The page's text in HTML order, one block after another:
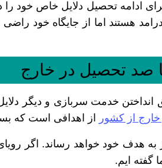
ادامه تحصیل دلایل خاص خود را
هستند اما از جایگاه خود راضی
صد تحصیل در خارج
خدمت سربازی و دیگر
از کشور از اهدافی است که
هدف خود خواهد رساند. اگر
گفته ایم.